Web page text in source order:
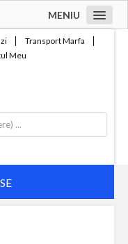
MENIU
Transport Marfa
Meu